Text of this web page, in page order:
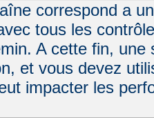
correspond a
tous les
A cette fin, une
et vous devez
impacter les